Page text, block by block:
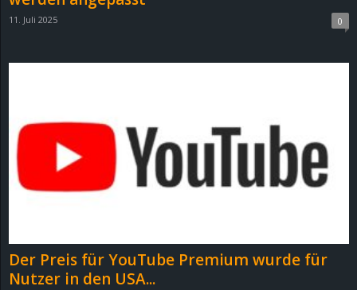
11. Juli 2025 0
Der Preis für YouTube Premium wurde für
Nutzer in den USA...